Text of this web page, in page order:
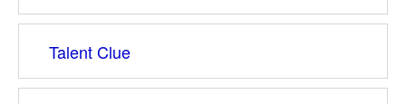
Talent Clue